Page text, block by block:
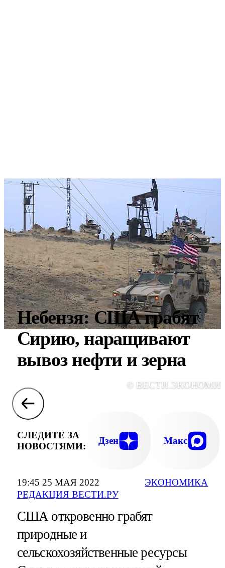
19:45 25 МАЯ 2022
РЕДАКЦИЯ ВЕСТИ.РУ
ЭКОНОМИКА
Небензя: США грабят
Сирию, наращивают
вывоз нефти и зерна
©
СЛЕДИТЕ ЗА
НОВОСТЯМИ:
Дзен Макс
США откровенно грабят
природные и
сельскохозяйственные ресурсы